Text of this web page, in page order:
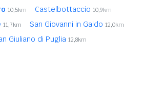
10,5km Castelbottaccio 10,9km
11,7km San Giovanni in Galdo 12,0km
Giuliano di Puglia 12,8km